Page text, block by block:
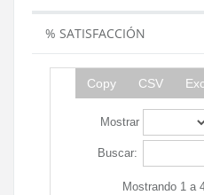
% SATISFACCIÓN
Copy CSV
Mostrar
Buscar:
Mostrando 1 a